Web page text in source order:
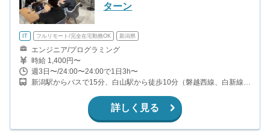
ターン
IT フルリモート/完全在宅勤務OK 新潟県
エンジニア/プログラミング
時給 1,400円〜
週3日〜/24:00〜24:00で1日3h〜
新潟駅からバスで15分、白山駅から徒歩10分（磐越西線、白新線、
詳しく見る